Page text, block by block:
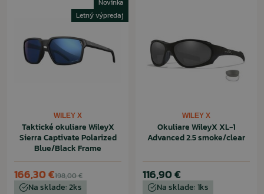
Novinka
Letný výpredaj
WILEY X
Taktické okuliare WileyX
Sierra Captivate Polarized
Blue/Black Frame
198,00 €
166,30 €
Na sklade: 2ks
WILEY X
Okuliare WileyX XL-1
Advanced 2.5 smoke/clear
116,90 €
Na sklade: 1ks